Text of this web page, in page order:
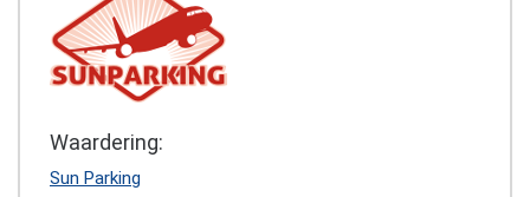
Waardering:
Sun Parking